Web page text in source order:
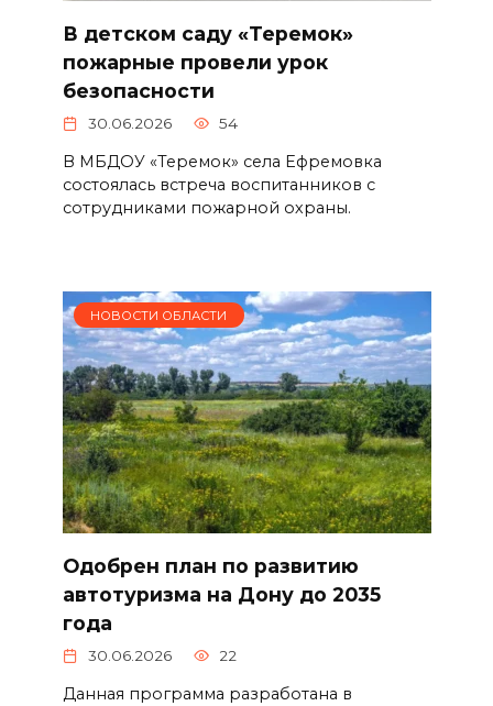
В детском саду «Теремок»
пожарные провели урок
безопасности
30.06.2026 54
В МБДОУ «Теремок» села Ефремовка
состоялась встреча воспитанников с
сотрудниками пожарной охраны.
НОВОСТИ ОБЛАСТИ
Одобрен план по развитию
автотуризма на Дону до 2035
года
30.06.2026 22
Данная программа разработана в